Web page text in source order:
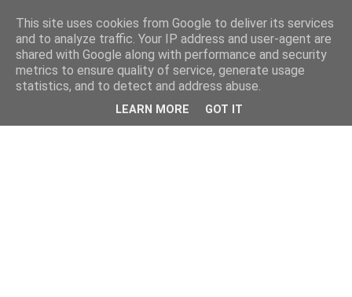
This site uses cookies from Google to deliver its services
and to analyze traffic. Your IP address and user-agent are
shared with Google along with performance and security
metrics to ensure quality of service, generate usage
statistics, and to detect and address abuse.
LEARN MORE GOT IT